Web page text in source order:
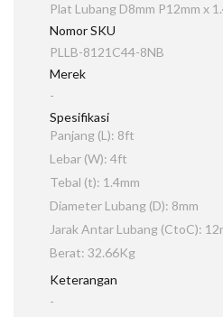
Plat Lubang D8mm P12mm x
Nomor SKU
PLLB-8121C44-8NB
Merek
-
Spesifikasi
Panjang (L): 8ft
Lebar (W): 4ft
Tebal (t): 1.4mm
Diameter Lubang (D): 8mm
Jarak Antar Lubang (CtoC):
Berat: 32.66Kg
Keterangan
-